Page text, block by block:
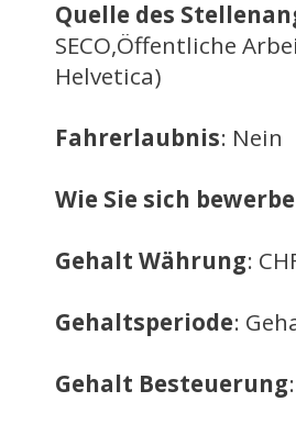
Quelle des
SECO,Öffentliche
Helvetica)
Fahrerlaubnis: Nein
Wie Sie sich
Gehalt Währung:
Gehaltsperiode:
Gehalt Besteuerung